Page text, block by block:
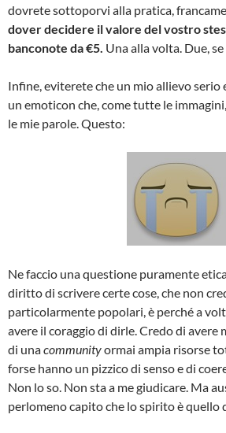
dovrete sottoporvi alla pratica,
dover decidere il valore del vostro
banconote da €5. Una alla volta. Due,
Infine, eviterete che un mio allievo serio
un emoticon che, come tutte le
le mie parole. Questo:
Ne faccio una questione puramente
diritto di scrivere certe cose, che non
particolarmente popolari, è perché a
avere il coraggio di dirle. Credo di avere
di unacommunityormai ampia risorse
forse hanno un pizzico di senso e di
Non lo so. Non sta a me giudicare. Ma
perlomeno capito che lo spirito è quello